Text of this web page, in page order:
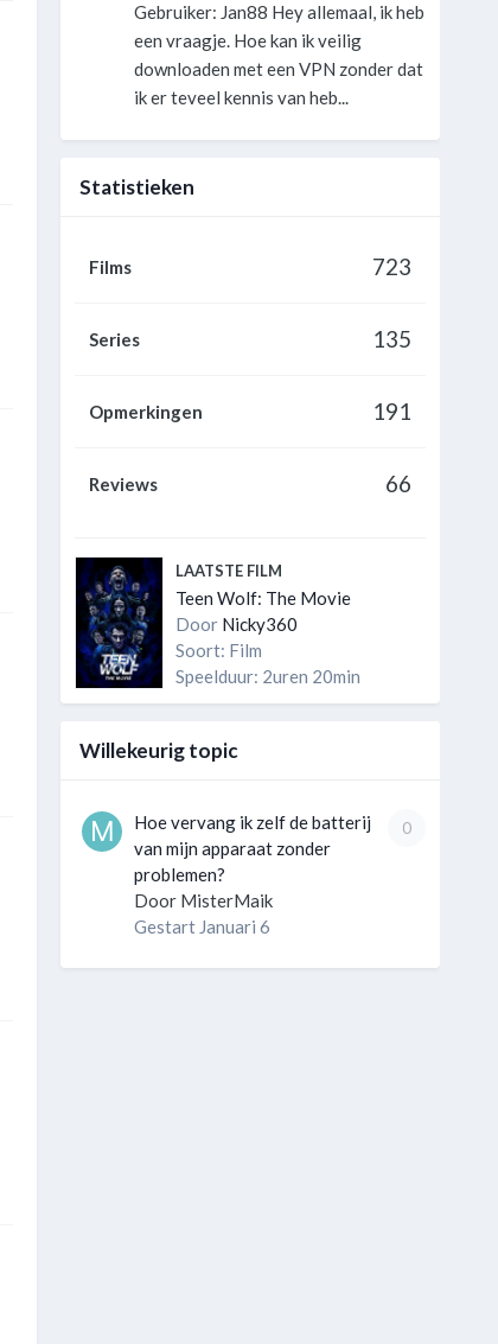
Gebruiker: Jan88 Hey allemaal, ik heb
een vraagje. Hoe kan ik veilig
downloaden met een VPN zonder dat
ik er teveel kennis van heb...
Statistieken
Films 723
Series 135
Opmerkingen 191
Reviews 66
LAATSTE FILM
Teen Wolf: The Movie
Door Nicky360
Soort: Film
Speelduur: 2uren 20min
Willekeurig topic
0
Hoe vervang ik zelf de batterij
van mijn apparaat zonder
problemen?
Door MisterMaik
Gestart Januari 6